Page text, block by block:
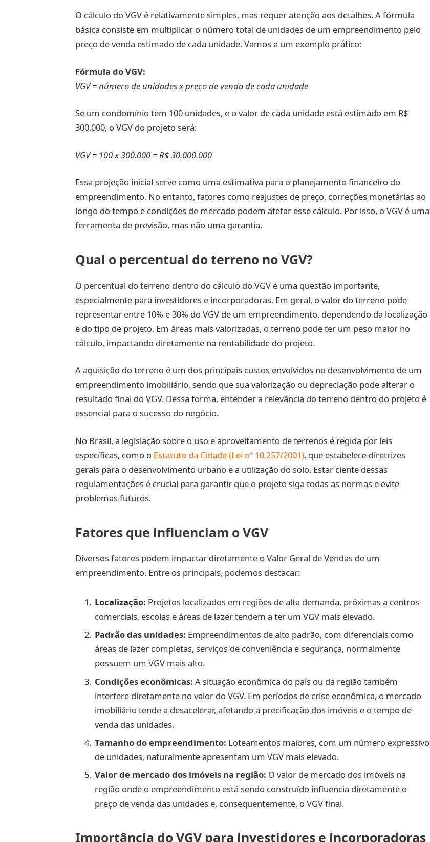
O cálculo do VGV é relativamente simples, mas requer atenção aos detalhes. A fórmula
básica consiste em multiplicar o número total de unidades de um empreendimento pelo
preço de venda estimado de cada unidade. Vamos a um exemplo prático:
Fórmula do VGV:
VGV = número de unidades x preço de venda de cada unidade
Se um condomínio tem 100 unidades, e o valor de cada unidade está estimado em R$
300.000, o VGV do projeto será:
VGV = 100 x 300.000 = R$ 30.000.000
Essa projeção inicial serve como uma estimativa para o planejamento financeiro do
empreendimento. No entanto, fatores como reajustes de preço, correções monetárias ao
longo do tempo e condições de mercado podem afetar esse cálculo. Por isso, o VGV é uma
ferramenta de previsão, mas não uma garantia.
Qual o percentual do terreno no VGV?
O percentual do terreno dentro do cálculo do VGV é uma questão importante,
especialmente para investidores e incorporadoras. Em geral, o valor do terreno pode
representar entre 10% e 30% do VGV de um empreendimento, dependendo da localização
e do tipo de projeto. Em áreas mais valorizadas, o terreno pode ter um peso maior no
cálculo, impactando diretamente na rentabilidade do projeto.
A aquisição do terreno é um dos principais custos envolvidos no desenvolvimento de um
empreendimento imobiliário, sendo que sua valorização ou depreciação pode alterar o
resultado final do VGV. Dessa forma, entender a relevância do terreno dentro do projeto é
essencial para o sucesso do negócio.
No Brasil, a legislação sobre o uso e aproveitamento de terrenos é regida por leis
específicas, como o Estatuto da Cidade (Lei nº 10.257/2001), que estabelece diretrizes
gerais para o desenvolvimento urbano e a utilização do solo. Estar ciente dessas
regulamentações é crucial para garantir que o projeto siga todas as normas e evite
problemas futuros.
Fatores que influenciam o VGV
Diversos fatores podem impactar diretamente o Valor Geral de Vendas de um
empreendimento. Entre os principais, podemos destacar:
Localização: Projetos localizados em regiões de alta demanda, próximas a centros
comerciais, escolas e áreas de lazer tendem a ter um VGV mais elevado.
Padrão das unidades: Empreendimentos de alto padrão, com diferenciais como
áreas de lazer completas, serviços de conveniência e segurança, normalmente
possuem um VGV mais alto.
Condições econômicas: A situação econômica do país ou da região também
interfere diretamente no valor do VGV. Em períodos de crise econômica, o mercado
imobiliário tende a desacelerar, afetando a precificação dos imóveis e o tempo de
venda das unidades.
Tamanho do empreendimento: Loteamentos maiores, com um número expressivo
de unidades, naturalmente apresentam um VGV mais elevado.
Valor de mercado dos imóveis na região: O valor de mercado dos imóveis na
região onde o empreendimento está sendo construído influencia diretamente o
preço de venda das unidades e, consequentemente, o VGV final.
Importância do VGV para investidores e incorporadoras